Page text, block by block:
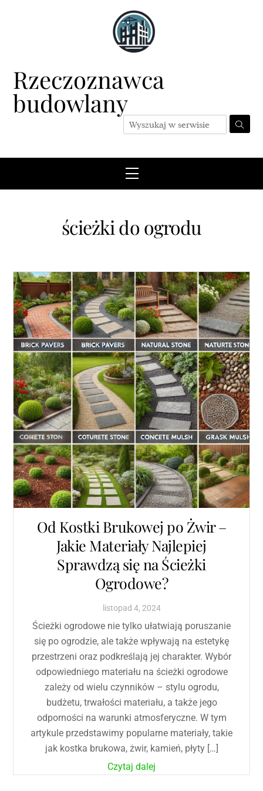
Rzeczoznawca
budowlany
Menu
ścieżki do ogrodu
Od Kostki Brukowej po Żwir –
Jakie Materiały Najlepiej
Sprawdzą się na Ścieżki
Ogrodowe?
listopad 4, 2024
Ścieżki ogrodowe nie tylko ułatwiają poruszanie
się po ogrodzie, ale także wpływają na estetykę
przestrzeni oraz podkreślają jej charakter. Wybór
odpowiedniego materiału na ścieżki ogrodowe
zależy od wielu czynników – stylu ogrodu,
budżetu, trwałości materiału, a także jego
odporności na warunki atmosferyczne. W tym
artykule przedstawimy popularne materiały, takie
jak kostka brukowa, żwir, kamień, płyty […]
Czytaj dalej